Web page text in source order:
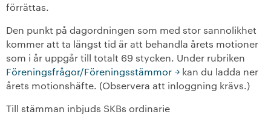
Vår boendeform
Jobba hos oss
förrättas.
Den punkt på dagordningen som med stor sannolikhet
kommer att ta längst tid är att behandla årets motioner
som i år uppgår till totalt 69 stycken. Under rubriken
Föreningsfrågor/Föreningsstämmor
kan du ladda ner
årets motionshäfte. (Observera att inloggning krävs.)
Till stämman inbjuds SKBs ordinarie